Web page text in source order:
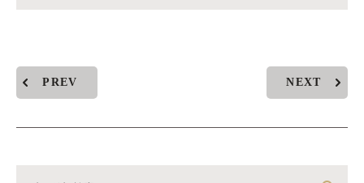
PREV NEXT